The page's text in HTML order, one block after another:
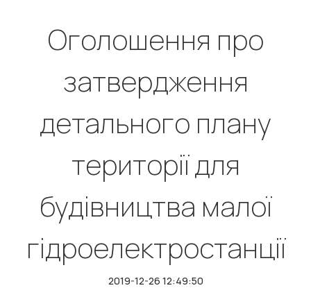
Оголошення про
затвердження
детального плану
території для
будівництва малої
гідроелектростанції
2019-12-26 12:49:50